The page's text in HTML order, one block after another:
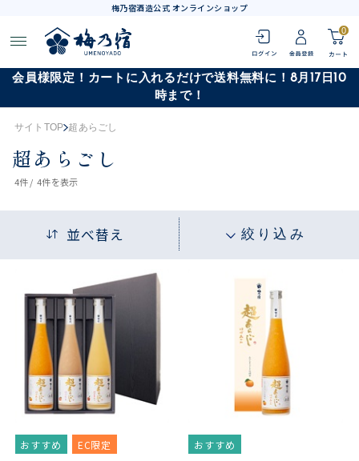
梅乃宿酒造公式 オンラインショップ
0
会員様限定！カートに入れるだけで送料無料に！8月17日10
時まで！
サイトTOP 超あらごし
超あらごし
4件 / 4件を表示
並べ替え 絞り込み
おすすめ EC限定 おすすめ